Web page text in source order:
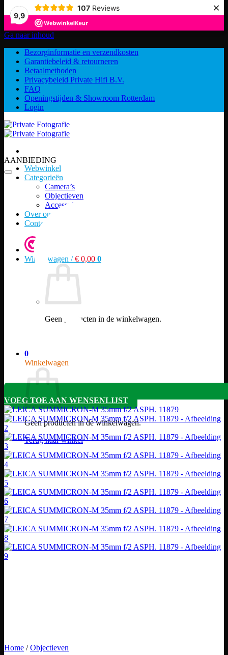
9,9
107 Reviews ×
Ga naar inhoud
Bezorginformatie en verzendkosten
Garantiebeleid & retourneren
Betaalmethoden
Privacybeleid Private Hifi B.V.
FAQ
Openingstijden & Showroom Rotterdam
Login
Webwinkel
Categorieën
Camera’s
Objectieven
Accessoires
Over ons
Contact
Winkelwagen /€ 0,00 0
Geen producten in de winkelwagen.
0
Winkelwagen
Geen producten in de winkelwagen.
Terug naar winkel
AANBIEDING
VOEG TOE AAN WENSENLIJST
Home / Objectieven